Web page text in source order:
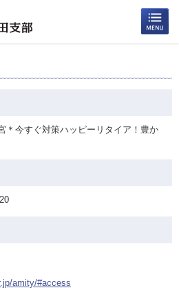
＊今すぐ対策ハッピーリタイア！豊か
amity/#access